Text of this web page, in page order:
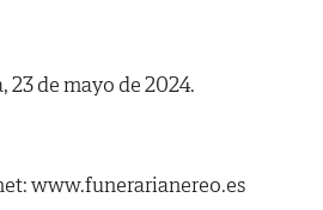
23 de mayo de 2024.
www.funerarianereo.es